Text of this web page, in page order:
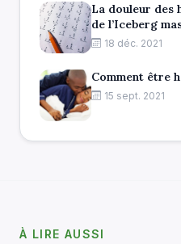
La douleur des
de l’Iceberg
18 déc. 2021
Comment être
15 sept. 2021
À LIRE AUSSI